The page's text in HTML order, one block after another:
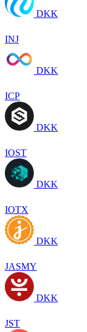
DKK
INJ
DKK
ICP
DKK
IOST
DKK
IOTX
DKK
JASMY
DKK
JST